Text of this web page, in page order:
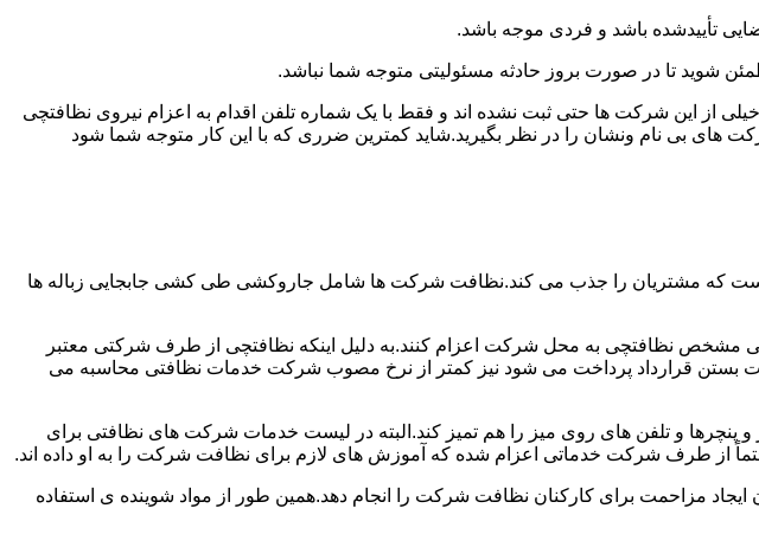
تأییدشده باشد و فردی موجه باشد.
شوید تا در صورت بروز حادثه مسئولیتی متوجه شما نباشد.
از این شرکت ها حتی ثبت نشده اند و فقط با یک شماره تلفن اقدام به اعزام نیروی نظافتچی
های بی نام ونشان را در نظر بگیرید.شاید کمترین ضرری که با این کار متوجه شما شود
که مشتریان را جذب می کند.نظافت شرکت ها شامل جاروکشی طی کشی جابجایی زباله ها
مشخص نظافتچی به محل شرکت اعزام کنند.به دلیل اینکه نظافتچی از طرف شرکتی معتبر
بستن قرارداد پرداخت می شود نیز کمتر از نرخ مصوب شرکت خدمات نظافتی محاسبه می
و پنچرها و تلفن های روی میز را هم تمیز کند.البته در لیست خدمات شرکت های نظافتی برای
از طرف شرکت خدماتی اعزام شده که آموزش های لازم برای نظافت شرکت را به او داده اند.
مزاحمت برای کارکنان نظافت شرکت را انجام دهد.همین طور از مواد شوینده ی استفاده